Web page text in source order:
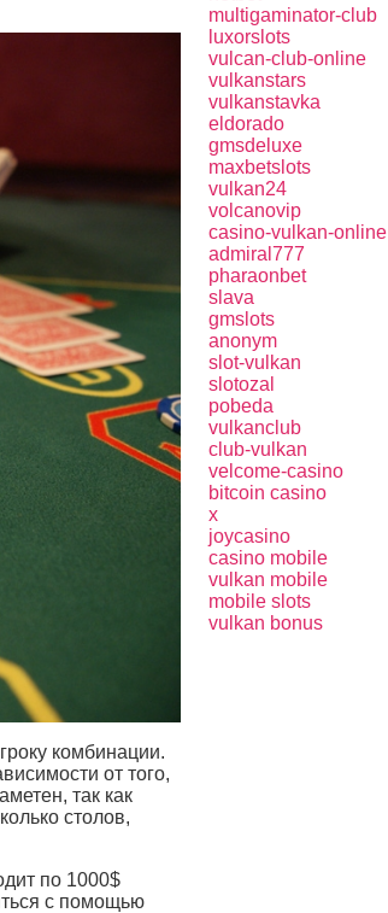
комбинации.
от того,
так как
столов,
по 1000$
с помощью
multigaminator-club
luxorslots
vulcan-club-online
vulkanstars
vulkanstavka
eldorado
gmsdeluxe
maxbetslots
vulkan24
volcanovip
casino-vulkan-online
admiral777
pharaonbet
slava
gmslots
anonym
slot-vulkan
slotozal
pobeda
vulkanclub
club-vulkan
velcome-casino
bitcoin casino
x
joycasino
casino mobile
vulkan mobile
mobile slots
vulkan bonus